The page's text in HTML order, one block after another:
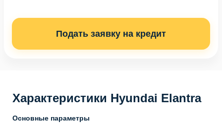
Подать заявку на кредит
Характеристики Hyundai Elantra
Основные параметры